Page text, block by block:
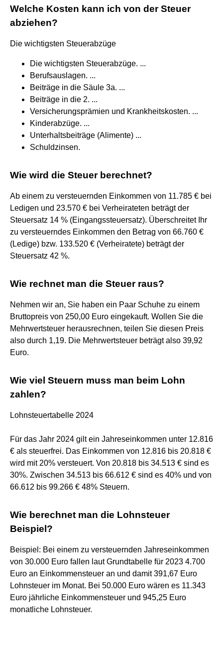
Welche Kosten kann ich von der Steuer
abziehen?
Die wichtigsten Steuerabzüge
Die wichtigsten Steuerabzüge. ...
Berufsauslagen. ...
Beiträge in die Säule 3a. ...
Beiträge in die 2. ...
Versicherungsprämien und Krankheitskosten. ...
Kinderabzüge. ...
Unterhaltsbeiträge (Alimente) ...
Schuldzinsen.
Wie wird die Steuer berechnet?
Ab einem zu versteuernden Einkommen von 11.785 € bei
Ledigen und 23.570 € bei Verheirateten beträgt der
Steuersatz 14 % (Eingangssteuersatz). Überschreitet Ihr
zu versteuerndes Einkommen den Betrag von 66.760 €
(Ledige) bzw. 133.520 € (Verheiratete) beträgt der
Steuersatz 42 %.
Wie rechnet man die Steuer raus?
Nehmen wir an, Sie haben ein Paar Schuhe zu einem
Bruttopreis von 250,00 Euro eingekauft. Wollen Sie die
Mehrwertsteuer herausrechnen, teilen Sie diesen Preis
also durch 1,19. Die Mehrwertsteuer beträgt also 39,92
Euro.
Wie viel Steuern muss man beim Lohn
zahlen?
Lohnsteuertabelle 2024
Für das Jahr 2024 gilt ein Jahreseinkommen unter 12.816
€ als steuerfrei. Das Einkommen von 12.816 bis 20.818 €
wird mit 20% versteuert. Von 20.818 bis 34.513 € sind es
30%. Zwischen 34.513 bis 66.612 € sind es 40% und von
66.612 bis 99.266 € 48% Steuern.
Wie berechnet man die Lohnsteuer
Beispiel?
Beispiel: Bei einem zu versteuernden Jahreseinkommen
von 30.000 Euro fallen laut Grundtabelle für 2023 4.700
Euro an Einkommensteuer an und damit 391,67 Euro
Lohnsteuer im Monat. Bei 50.000 Euro wären es 11.343
Euro jährliche Einkommensteuer und 945,25 Euro
monatliche Lohnsteuer.